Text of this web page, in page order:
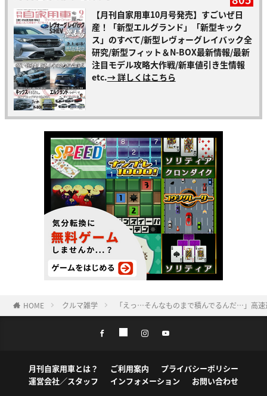
【月刊自家用車10月号発売】すごいぜ日
産！「新型エルグランド」「新型キック
ス」のすべて/新型レヴォーグレイバック全
研究/新型フィット＆N-BOX最新情報/最新
注目モデル攻略大作戦/新車値引き生情報
etc.→ 詳しくはこちら
HOME クルマ雑学 「えっ…そんなものまで積んでるんだ…」高
月刊自家用車とは？ ご利用案内
プライバシーポリシー
運営会社／スタッフ
インフォメーション お問い合わせ